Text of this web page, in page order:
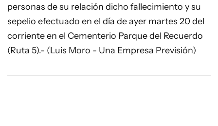
personas de su relación dicho fallecimiento y su
sepelio efectuado en el día de ayer martes 20 del
corriente en el Cementerio Parque del Recuerdo
(Ruta 5).- (Luis Moro - Una Empresa Previsión)